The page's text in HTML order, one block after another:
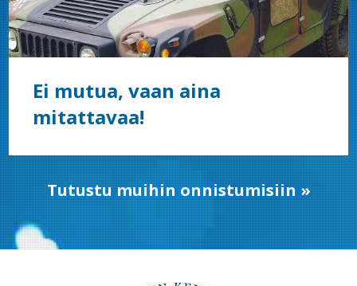
Ei mutua, vaan aina
mitattavaa!
Tutustu muihin onnistumisiin »